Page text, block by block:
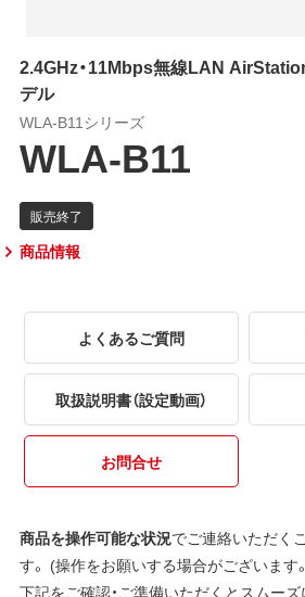
2.4GHz・11Mbps無線LAN
デル
WLA-B11シリーズ
WLA-B11
商品情報
よくあるご質問
取扱説明書（設定動画）
お問合せ
商品を操作可能な状況でご連絡いただく
す。 (操作をお願いする場合がございます
下記をご確認・ご準備いただくとスムーズ